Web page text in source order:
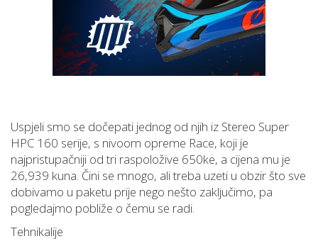
Uspjeli smo se dočepati jednog od njih iz Stereo Super
HPC 160 serije, s nivoom opreme Race, koji je
najpristupačniji od tri raspoložive 650ke, a cijena mu je
26,939 kuna. Čini se mnogo, ali treba uzeti u obzir što sve
dobivamo u paketu prije nego nešto zaključimo, pa
pogledajmo pobliže o čemu se radi.
Tehnikalije